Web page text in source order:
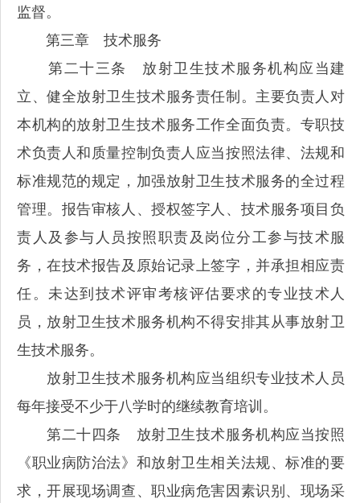
监督。
第三章 技术服务
第二十三条 放射卫生技术服务机构应当建
立、健全放射卫生技术服务责任制。主要负责人对
本机构的放射卫生技术服务工作全面负责。专职技
术负责人和质量控制负责人应当按照法律、法规和
标准规范的规定，加强放射卫生技术服务的全过程
管理。报告审核人、授权签字人、技术服务项目负
责人及参与人员按照职责及岗位分工参与技术服
务，在技术报告及原始记录上签字，并承担相应责
任。未达到技术评审考核评估要求的专业技术人
员，放射卫生技术服务机构不得安排其从事放射卫
生技术服务。
放射卫生技术服务机构应当组织专业技术人员
每年接受不少于八学时的继续教育培训。
第二十四条 放射卫生技术服务机构应当按照
《职业病防治法》和放射卫生相关法规、标准的要
求，开展现场调查、职业病危害因素识别、现场采